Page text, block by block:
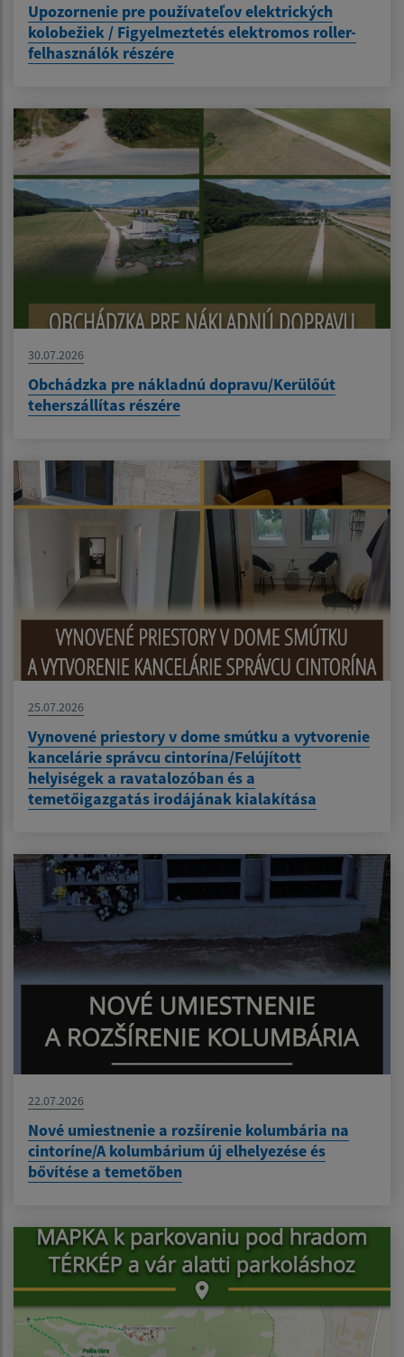
Upozornenie pre používateľov elektrických
kolobežiek / Figyelmeztetés elektromos roller-
felhasználók részére
30.07.2026
Obchádzka pre nákladnú dopravu/Kerülőút
teherszállítas részére
25.07.2026
Vynovené priestory v dome smútku a vytvorenie
kancelárie správcu cintorína/Felújított
helyiségek a ravatalozóban és a
temetőigazgatás irodájának kialakítása
22.07.2026
Nové umiestnenie a rozšírenie kolumbária na
cintoríne/A kolumbárium új elhelyezése és
bővítése a temetőben